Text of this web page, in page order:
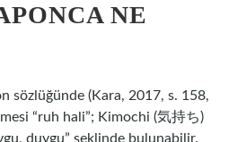
NE
sözlüğünde (Kara, 2017, s. 158,
“ruh hali”; Kimochi (気持ち)
duygu” şeklinde bulunabilir.